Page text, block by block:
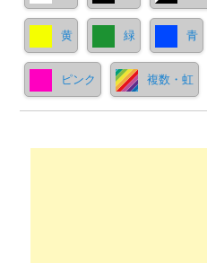
黄 緑 青
ピンク 複数・虹